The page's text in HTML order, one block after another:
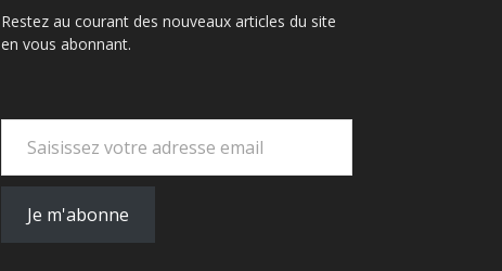
Restez au courant des nouveaux articles du site
en vous abonnant.
Saisissez votre adresse email
Je m'abonne